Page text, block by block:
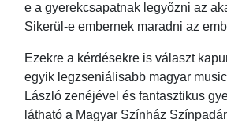
e a gyerekcsapatnak legyőzni az
Sikerül-e embernek maradni az
Ezekre a kérdésekre is választ
egyik legzseniálisabb magyar
László zenéjével és fantasztikus
látható a Magyar Színház